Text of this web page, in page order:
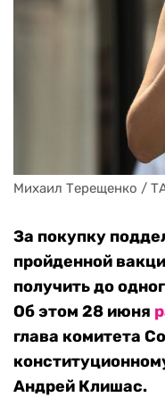
Михаил Терещенко /
За покупку
пройденной
получить до
Об этом 28 июня
глава комитета
Андрей Клишас.